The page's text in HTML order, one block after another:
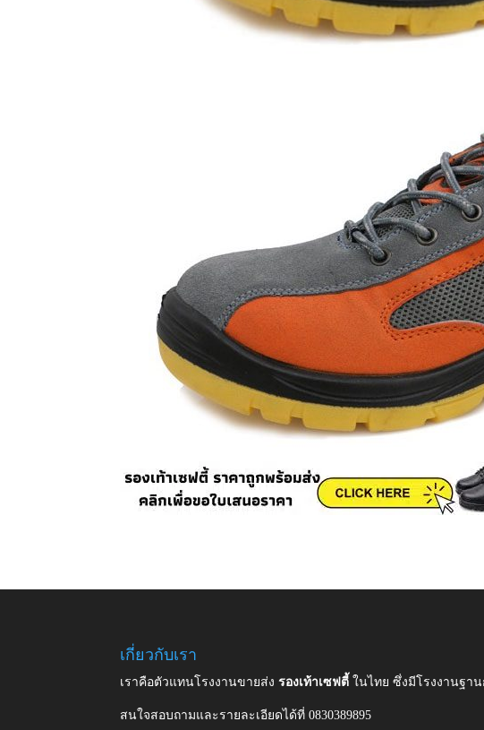
เกี่ยวกับเรา
เราคือตัวแทนโรงงานขายส่งรองเท้าเซฟตี้ในไทย ซึ่งมีโรงงานฐา
สนใจสอบถามและรายละเอียดได้ที่ 0830389895